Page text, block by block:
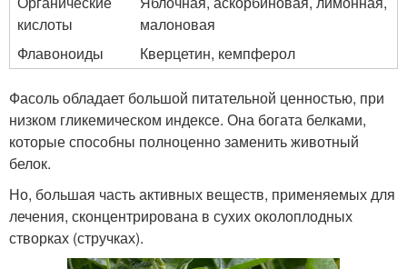
кислоты
малоновая
Флавоноиды
Кверцетин, кемпферол
Фасоль обладает большой питательной ценностью, при
низком гликемическом индексе. Она богата белками,
которые способны полноценно заменить животный
белок.
Но, большая часть активных веществ, применяемых для
лечения, сконцентрирована в сухих околоплодных
створках (стручках).